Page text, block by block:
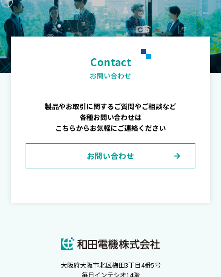
Contact
お問い合わせ
製品やお取引に関するご質問やご相談など
各種お問い合わせは
こちらからお気軽にご連絡ください
お問い合わせ
大阪府大阪市北区梅田3丁目4番5号
毎日インテシオ14階